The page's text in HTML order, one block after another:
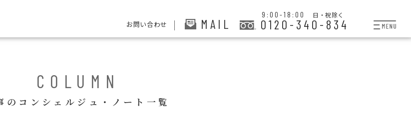
お問い合わせ MAIL
9:00-18:00 日・祝除く
0120-340-834
COLUMN
のコンシェルジュ・ノート一覧